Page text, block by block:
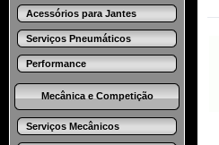
Acessórios para Jantes
Serviços Pneumáticos
Performance
Mecânica e Competição
Serviços Mecânicos